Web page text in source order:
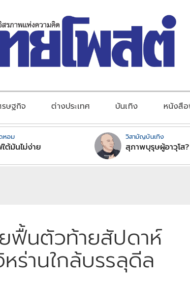
รษฐกิจ ต่างประเทศ บันเทิง หนังสื
หอม
ต้มันไม่ง่าย
วิสามัญบันเทิง
สุภาพบุรุษผู้อาวุโส?
ฟื้นตัวท้ายสัปดาห์
ร่านใกล้บรรลุดีล